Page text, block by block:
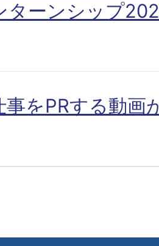
ターンシップ
事をPRする動画